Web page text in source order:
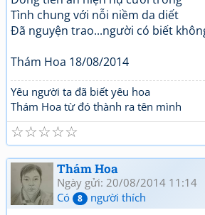
Tình chung với nỗi niềm da diết
Đã nguyện trao...người có biết
Thám Hoa 18/08/2014
Yêu người ta đã biết yêu hoa
Thám Hoa từ đó thành ra tên mình
☆
☆
☆
☆
☆
Thám Hoa
Ngày gửi: 20/08/2014 11:14
Có
8 người thích